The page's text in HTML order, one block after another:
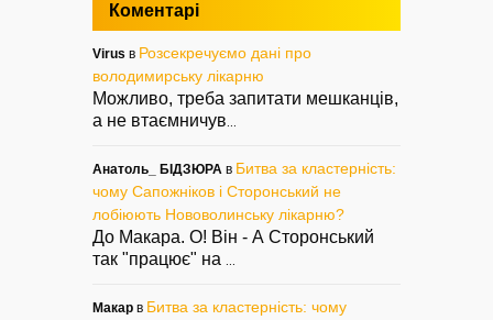
Коментарі
Virus в Розсекречуємо дані про
володимирську лікарню
Можливо, треба запитати мешканців,
а не втаємничув
Анатоль_ БІДЗЮРА в Битва за кластерність:
чому Сапожніков і Сторонський не
лобіюють Нововолинську лікарню?
До Макара. О! Він - А Сторонський
так "працює" на
Макар в Битва за кластерність: чому